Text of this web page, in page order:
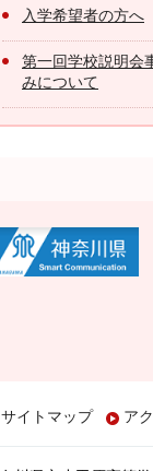
入学希望者の方へ
第一回学校説明会
みについて
サイトマップ ア